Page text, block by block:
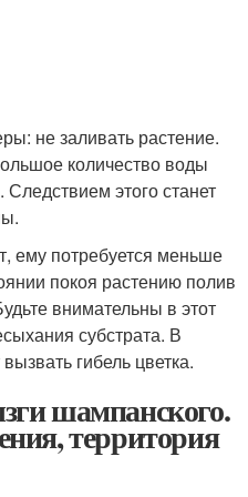
не заливать растение.
количество воды
этого станет
ему потребуется меньше
покоя растению полив
внимательны в этот
субстрата. В
гибель цветка.
шампанского.
территория